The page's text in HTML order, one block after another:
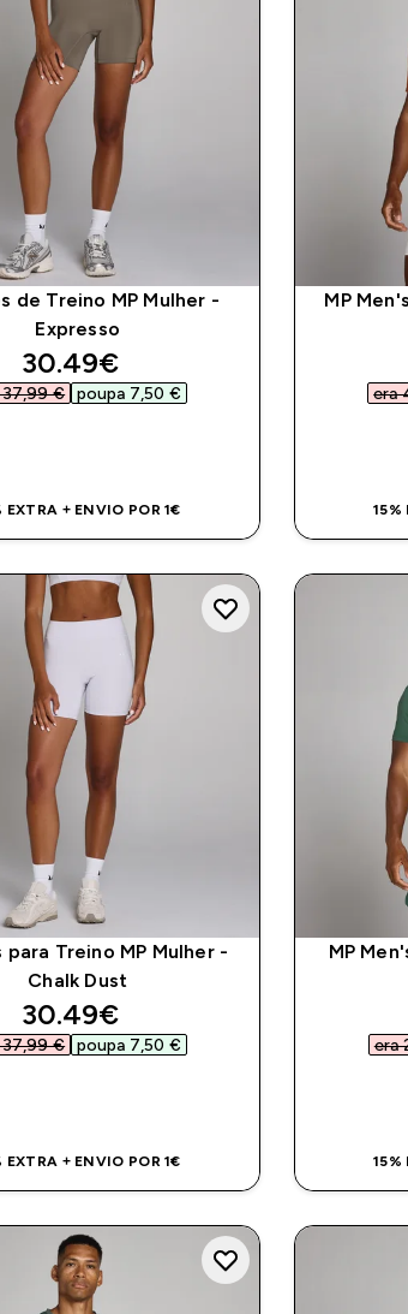
de Treino MP Mulher -
Expresso
discounted price
30.49€‎
37,99 €‎ poupa 7,50 €‎
EXTRA + ENVIO POR 1€
MP
era
15%
para Treino MP Mulher -
Chalk Dust
discounted price
30.49€‎
37,99 €‎ poupa 7,50 €‎
EXTRA + ENVIO POR 1€
MP
era
15%